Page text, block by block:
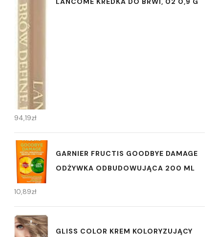
94,19zł
GARNIER FRUCTIS GOODBYE DAMAGE
ODŻYWKA ODBUDOWUJĄCA 200 ML
10,89zł
GLISS COLOR KREM KOLORYZUJĄCY